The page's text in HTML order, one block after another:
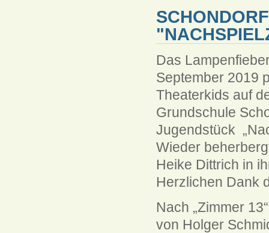
Das
September 2019
Theaterkids auf
Grundschule
Jugendstück
Wieder
Heike Dittrich in
Herzlichen Dank
Nach „Zimmer
von Holger